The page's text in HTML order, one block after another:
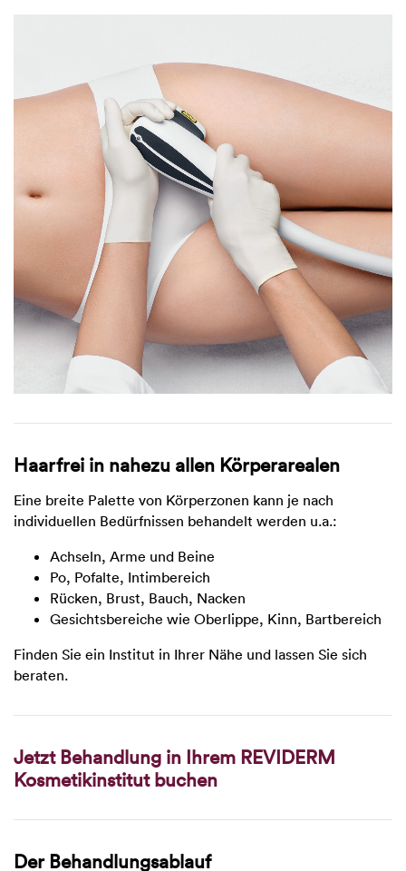
Haarfrei in nahezu allen Körperarealen
Eine breite Palette von Körperzonen kann je nach
individuellen Bedürfnissen behandelt werden u.a.:
Achseln, Arme und Beine
Po, Pofalte, Intimbereich
Rücken, Brust, Bauch, Nacken
Gesichtsbereiche wie Oberlippe, Kinn, Bartbereich
Finden Sie ein Institut in Ihrer Nähe und lassen Sie sich
beraten.
Jetzt Behandlung in Ihrem REVIDERM
Kosmetikinstitut buchen
Der Behandlungsablauf